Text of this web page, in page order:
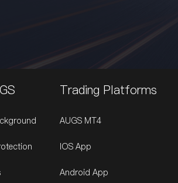
Trading Platforms
AUGS MT4
IOS App
Android App